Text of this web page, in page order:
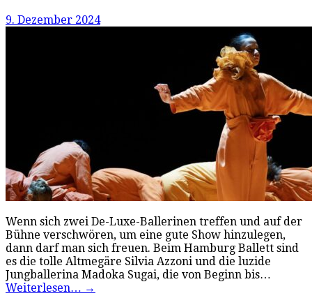
9. Dezember 2024
Wenn sich zwei De-Luxe-Ballerinen treffen und auf der
Bühne verschwören, um eine gute Show hinzulegen,
dann darf man sich freuen. Beim Hamburg Ballett sind
es die tolle Altmegäre Silvia Azzoni und die luzide
Jungballerina Madoka Sugai, die von Beginn bis…
Weiterlesen… →